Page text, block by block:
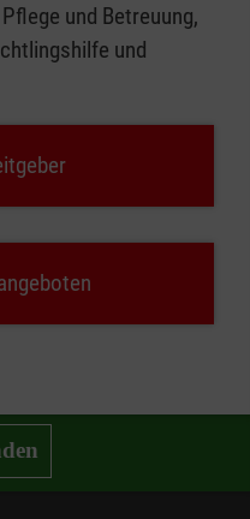
und Betreuung,
und